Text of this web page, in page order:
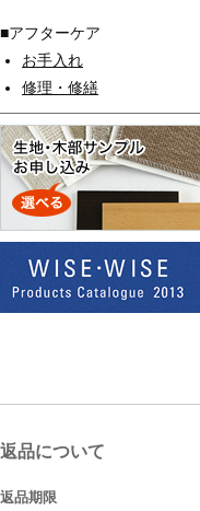
■アフターケア
お手入れ
修理・修繕
返品について
返品期限